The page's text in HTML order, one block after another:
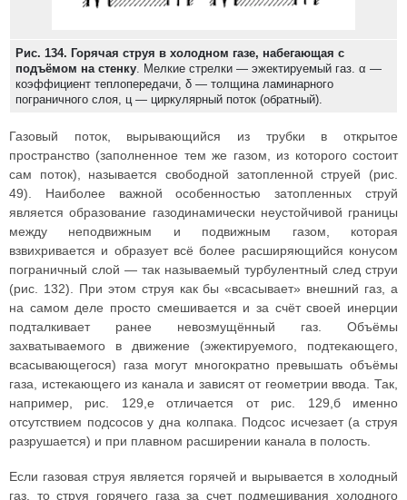
Рис. 134. Горячая струя в холодном газе, набегающая с
подъёмом на стенку. Мелкие стрелки — эжектируемый газ. α —
коэффициент теплопередачи, δ — толщина ламинарного
пограничного слоя, ц — циркулярный поток (обратный).
Газовый поток, вырывающийся из трубки в открытое
пространство (заполненное тем же газом, из которого состоит
сам поток), называется свободной затопленной струей (рис.
49). Наиболее важной особенностью затопленных струй
является образование газодинамически неустойчивой границы
между неподвижным и подвижным газом, которая
взвихривается и образует всё более расширяющийся конусом
пограничный слой — так называемый турбулентный след струи
(рис. 132). При этом струя как бы «всасывает» внешний газ, а
на самом деле просто смешивается и за счёт своей инерции
подталкивает ранее невозмущённый газ. Объёмы
захватываемого в движение (эжектируемого, подтекающего,
всасывающегося) газа могут многократно превышать объёмы
газа, истекающего из канала и зависят от геометрии ввода. Так,
например, рис. 129,е отличается от рис. 129,б именно
отсутствием подсосов у дна колпака. Подсос исчезает (а струя
разрушается) и при плавном расширении канала в полость.
Если газовая струя является горячей и вырывается в холодный
газ, то струя горячего газа за счет подмешивания холодного